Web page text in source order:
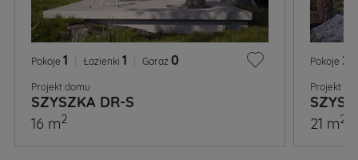
Pokoje 1 Łazienki 1 Garaż 0
Projekt domu
SZYSZKA DR-S
16 m2
Pokoje 2
Projekt
21 m2